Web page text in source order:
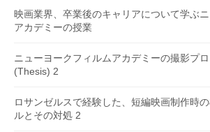
映画業界、卒業後のキャリアについて学ぶ
アカデミーの授業
ニューヨークフィルムアカデミーの撮影プ
(Thesis) 2
ロサンゼルスで経験した、短編映画制作時
ルとその対処 2